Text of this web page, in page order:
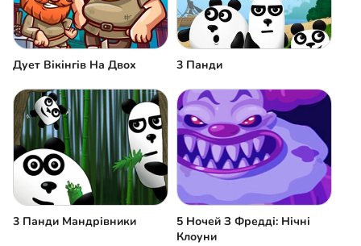
Дует Вікінгів На Двох 3 Панди
3 Панди Мандрівники
5 Ночей З Фредді: Нічні
Клоуни